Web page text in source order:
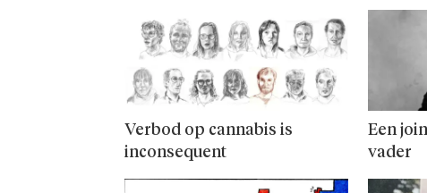
Verbod op cannabis is
inconsequent
Een
vader